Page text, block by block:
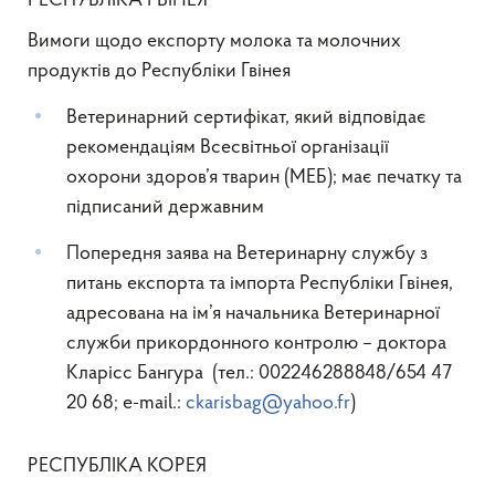
Вимоги щодо експорту молока та молочних
продуктів до Республіки Гвінея
Ветеринарний сертифікат, який відповідає
рекомендаціям Всесвітньої організації
охорони здоров’я тварин (МЕБ); має печатку та
підписаний державним
Попередня заява на Ветеринарну службу з
питань експорта та імпорта Республіки Гвінея,
адресована на ім’я начальника Ветеринарної
служби прикордонного контролю – доктора
Кларісс Бангура (тел.: 002246288848/654 47
20 68; e-mail.: ckarisbag@yahoo.fr)
РЕСПУБЛІКА КОРЕЯ